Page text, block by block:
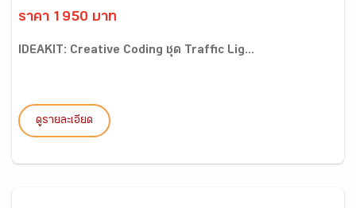
ราคา 1950 บาท
IDEAKIT: Creative Coding ชุด Traffic Lig...
ดูรายละเอียด